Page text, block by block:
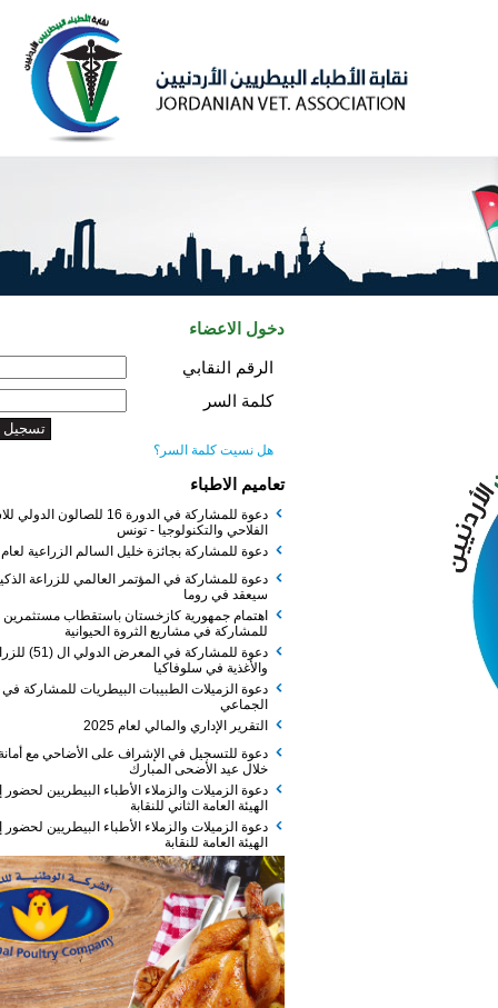
دخول الاعضاء
الرقم النقابي
كلمة السر
هل نسيت كلمة السر؟
تعاميم الاطباء
دعوة للمشاركة في الدورة 16 للصالون الدولي للاستثمار
الفلاحي والتكنولوجيا - تونس
دعوة للمشاركة بجائزة خليل السالم الزراعية لعام 2026
دعوة للمشاركة في المؤتمر العالمي للزراعة الذكية الذي
سيعقد في روما
اهتمام جمهورية كازخستان باستقطاب مستثمرين
للمشاركة في مشاريع الثروة الحيوانية
دعوة للمشاركة في المعرض الدولي ال (51) للزراعة
والأغذية في سلوفاكيا
دعوة الزميلات الطبيبات البيطريات للمشاركة في الفطور
التقرير الإداري والمالي لعام 2025
دعوة للتسجيل في الإشراف على الأضاحي مع أمانة عمان
خلال عيد الأضحى المبارك
دعوة الزميلات والزملاء الأطباء البيطريين لحضور إجتماع
الهيئة العامة الثاني للنقابة
دعوة الزميلات والزملاء الأطباء البيطريين لحضور إجتماع
الهيئة العامة للنقابة